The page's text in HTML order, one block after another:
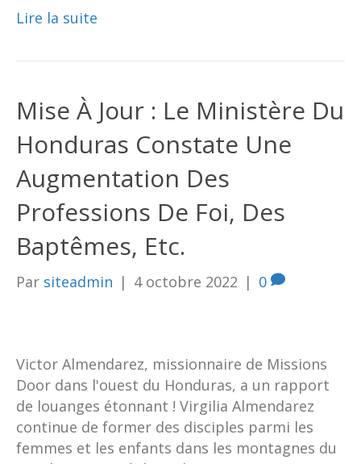
Lire la suite
Mise À Jour : Le Ministère Du
Honduras Constate Une
Augmentation Des
Professions De Foi, Des
Baptêmes, Etc.
Par siteadmin | 4 octobre 2022 | 0
Victor Almendarez, missionnaire de Missions
Door dans l'ouest du Honduras, a un rapport
de louanges étonnant ! Virgilia Almendarez
continue de former des disciples parmi les
femmes et les enfants dans les montagnes du